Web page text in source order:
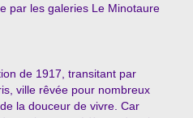
par les galeries Le Minotaure
de 1917, transitant par
ville rêvée pour nombreux
la douceur de vivre. Car